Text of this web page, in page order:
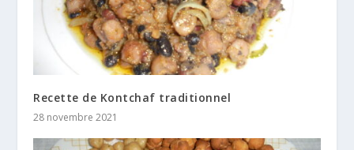
Recette de Kontchaf traditionnel
28 novembre 2021